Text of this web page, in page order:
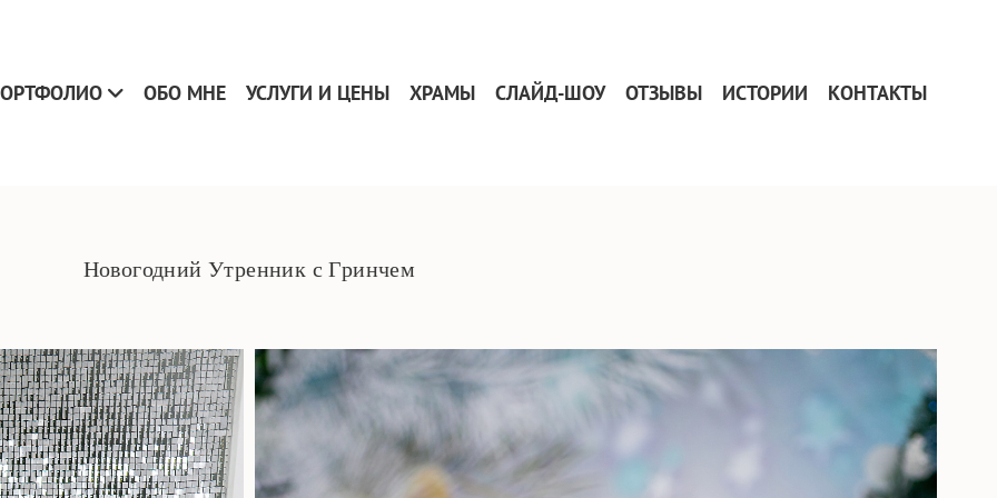
ОБО МНЕ УСЛУГИ И ЦЕНЫ ХРАМЫ СЛАЙД-ШОУ ОТЗЫВЫ ИСТОРИИ КОНТАКТЫ
Новогодний Утренник с Гринчем